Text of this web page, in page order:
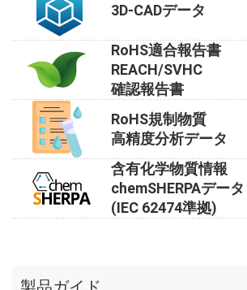
3D-CADデータ
RoHS適合報告書
REACH/SVHC
確認報告書
RoHS規制物質
高精度分析データ
含有化学物質情報
chemSHERPAデータ
(IEC 62474準拠)